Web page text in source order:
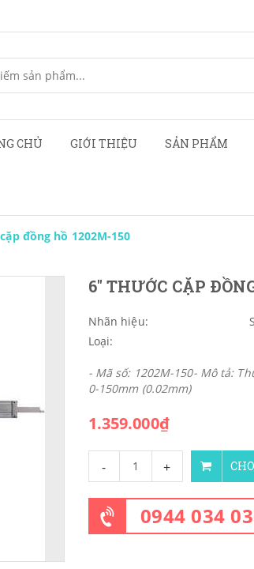
CHỦ GIỚI THIỆU SẢN PHẨM
đồng hồ 1202M-150
6" THƯỚC CẶP
Nhãn hiệu:
Loại:
- Mã số: 1202M-150- Mô tả:
0-150mm (0.02mm)
1.359.000₫
- +
0944 034